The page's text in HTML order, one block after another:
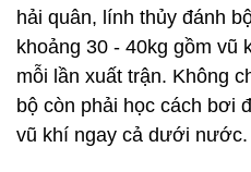
hải quân, lính thủy đánh
khoảng 30 - 40kg gồm vũ
mỗi lần xuất trận. Không
bộ còn phải học cách bơi
vũ khí ngay cả dưới nước.